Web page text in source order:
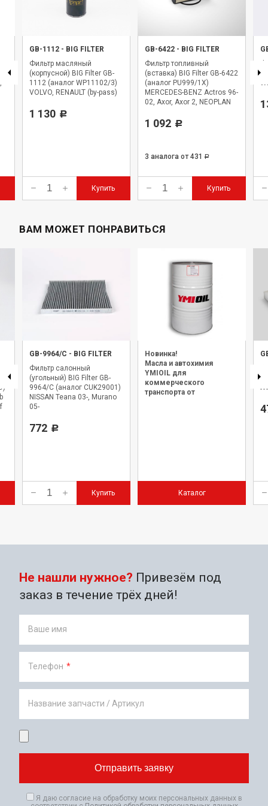
GB-1112 - BIG FILTER
Фильтр масляный
(корпусной) BIG Filter GB-
1112 (аналог WP11102/3)
VOLVO, RENAULT (by-pass)
1 130 Р
Купить
GB-6422 - BIG FILTER
Фильтр топливный
(вставка) BIG Filter GB-6422
(аналог PU999/1X)
MERCEDES-BENZ Actros 96-
02, Axor, Axor 2, NEOPLAN
1 092 Р
3 аналога от 431 Р
Купить
ВАМ МОЖЕТ ПОНРАВИТЬСЯ
GB-9964/C - BIG FILTER
Фильтр салонный
(угольный) BIG Filter GB-
9964/C (аналог CUK29001)
NISSAN Teana 03-, Murano
05-
772 Р
Купить
Новинка!
Масла и автохимия
YMIOIL для
коммерческого
транспорта от
Каталог
Не нашли нужное? Привезём под
заказ в течение трёх дней!
Ваше имя
Телефон *
Название запчасти / Артикул
Я даю согласие на обработку моих персональных данных в